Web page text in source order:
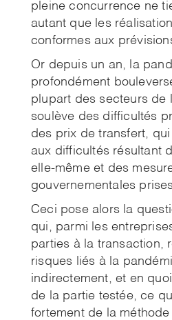
pleine concurrence ne
autant que les
conformes aux
Or depuis un an, la
profondément
plupart des secteurs de
soulève des difficultés
des prix de transfert, qui
aux difficultés résultant
elle-même et des
gouvernementales
Ceci pose alors la
qui, parmi les
parties à la transaction,
risques liés à la
indirectement, et en
de la partie testée, ce
fortement de la méthode